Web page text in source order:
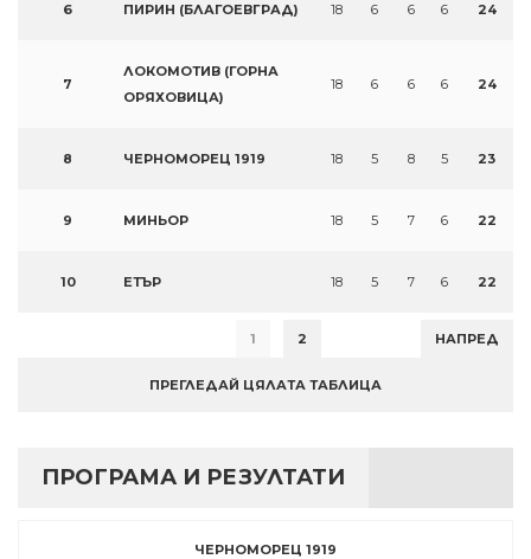
6 ПИРИН (БЛАГОЕВГРАД) 18 6 6 6 24
7
ЛОКОМОТИВ (ГОРНА
ОРЯХОВИЦА)
18 6 6 6 24
8 ЧЕРНОМОРЕЦ 1919 18 5 8 5 23
9 МИНЬОР 18 5 7 6 22
10 ЕТЪР 18 5 7 6 22
1 2 НАПРЕД
ПРЕГЛЕДАЙ ЦЯЛАТА ТАБЛИЦА
ПРОГРАМА И РЕЗУЛТАТИ
ЧЕРНОМОРЕЦ 1919